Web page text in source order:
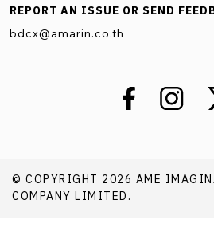
REPORT AN ISSUE OR SEND
bdcx@amarin.co.th
© COPYRIGHT 2026 AME
COMPANY LIMITED.